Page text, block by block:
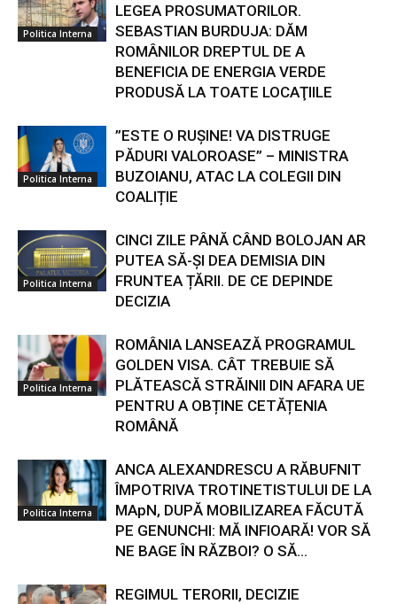
Politica Interna
LEGEA PROSUMATORILOR.
SEBASTIAN BURDUJA: DĂM
ROMÂNILOR DREPTUL DE A
BENEFICIA DE ENERGIA VERDE
PRODUSĂ LA TOATE LOCAŢIILE
Politica Interna
”ESTE O RUȘINE! VA DISTRUGE
PĂDURI VALOROASE” – MINISTRA
BUZOIANU, ATAC LA COLEGII DIN
COALIȚIE
Politica Interna
CINCI ZILE PÂNĂ CÂND BOLOJAN AR
PUTEA SĂ-ȘI DEA DEMISIA DIN
FRUNTEA ȚĂRII. DE CE DEPINDE
DECIZIA
Politica Interna
ROMÂNIA LANSEAZĂ PROGRAMUL
GOLDEN VISA. CÂT TREBUIE SĂ
PLĂTEASCĂ STRĂINII DIN AFARA UE
PENTRU A OBȚINE CETĂȚENIA
ROMÂNĂ
Politica Interna
ANCA ALEXANDRESCU A RĂBUFNIT
ÎMPOTRIVA TROTINETISTULUI DE LA
MApN, DUPĂ MOBILIZAREA FĂCUTĂ
PE GENUNCHI: MĂ INFIOARĂ! VOR SĂ
NE BAGE ÎN RĂZBOI? O SĂ...
REGIMUL TERORII, DECIZIE